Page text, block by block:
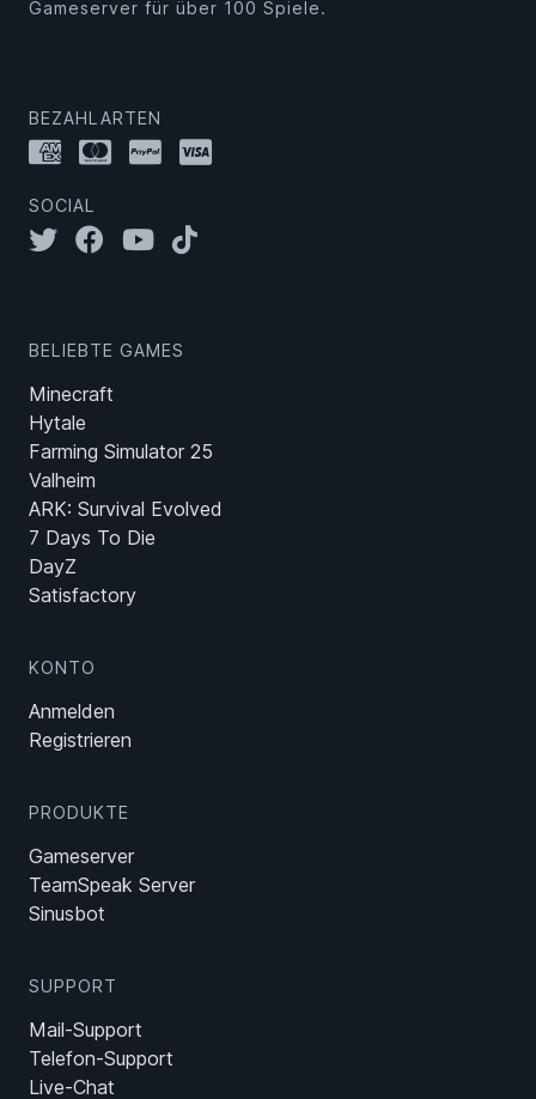
Gameserver für über 100 Spiele.
BEZAHLARTEN
SOCIAL
BELIEBTE GAMES
Minecraft
Hytale
Farming Simulator 25
Valheim
ARK: Survival Evolved
7 Days To Die
DayZ
Satisfactory
KONTO
Anmelden
Registrieren
PRODUKTE
Gameserver
TeamSpeak Server
Sinusbot
SUPPORT
Mail-Support
Telefon-Support
Live-Chat